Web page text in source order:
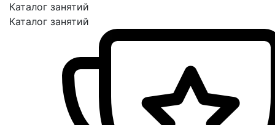
Каталог занятий
Каталог занятий